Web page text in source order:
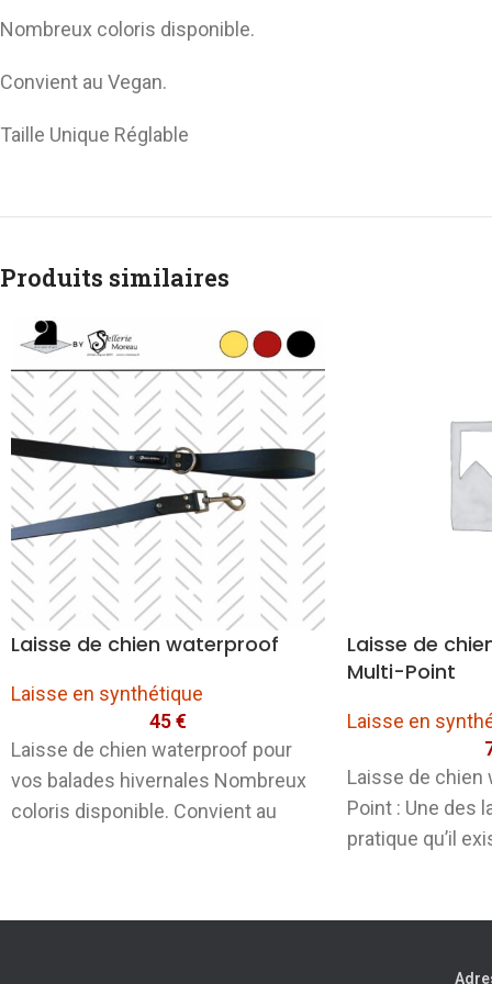
Nombreux coloris disponible.
Convient au Vegan.
Taille Unique Réglable
Produits similaires
Laisse de chien waterproof
Laisse en synthétique
45€
Laisse de chien waterproof pour
vos balades hivernales Nombreux
coloris disponible. Convient au
Laisse de
Multi-Point
Laisse en
Laisse de chien
Point : Une des
pratique qu’il